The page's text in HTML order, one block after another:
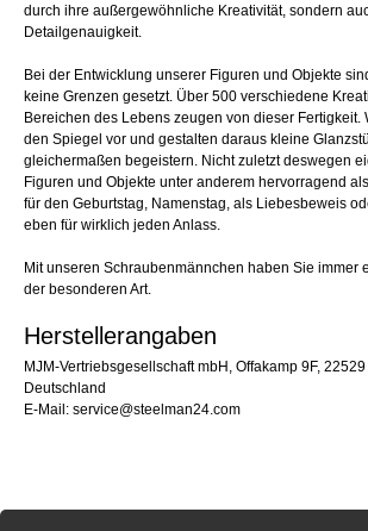
durch ihre außergewöhnliche Kreativität, sondern
Detailgenauigkeit.
Bei der Entwicklung unserer Figuren und Objekte
keine Grenzen gesetzt. Über 500 verschiedene
Bereichen des Lebens zeugen von dieser Fertigkeit.
den Spiegel vor und gestalten daraus kleine
gleichermaßen begeistern. Nicht zuletzt deswegen
Figuren und Objekte unter anderem hervorragend
für den Geburtstag, Namenstag, als Liebesbeweis
eben für wirklich jeden Anlass.
Mit unseren Schraubenmännchen haben Sie immer
der besonderen Art.
Herstellerangaben
MJM-Vertriebsgesellschaft mbH, Offakamp 9F, 22529
Deutschland
E-Mail: service@steelman24.com